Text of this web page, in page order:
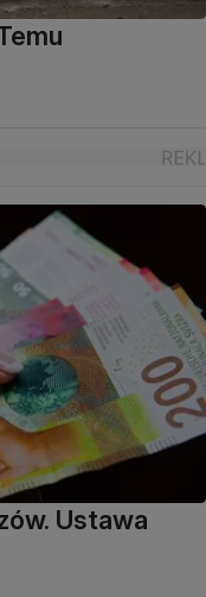
Ustawa